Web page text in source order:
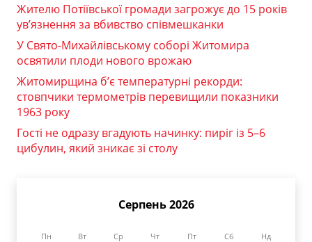
Жителю Потіївської громади загрожує до 15 років
ув’язнення за вбивство співмешканки
У Свято-Михайлівському соборі Житомира
освятили плоди нового врожаю
Житомирщина б’є температурні рекорди:
стовпчики термометрів перевищили показники
1963 року
Гості не одразу вгадують начинку: пиріг із 5–6
цибулин, який зникає зі столу
Серпень 2026
Пн Вт Ср Чт Пт Сб Нд